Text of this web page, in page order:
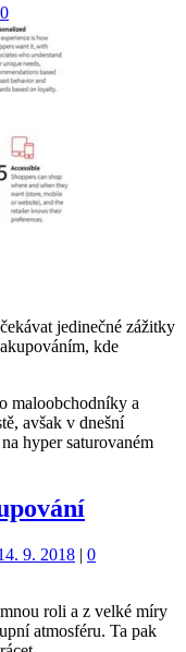
0
jedinečné zážitky
kde
maloobchodníky a
avšak v dnešní
hyper saturovaném
9. 2018 | 0
roli a z velké míry
atmosféru. Ta pak